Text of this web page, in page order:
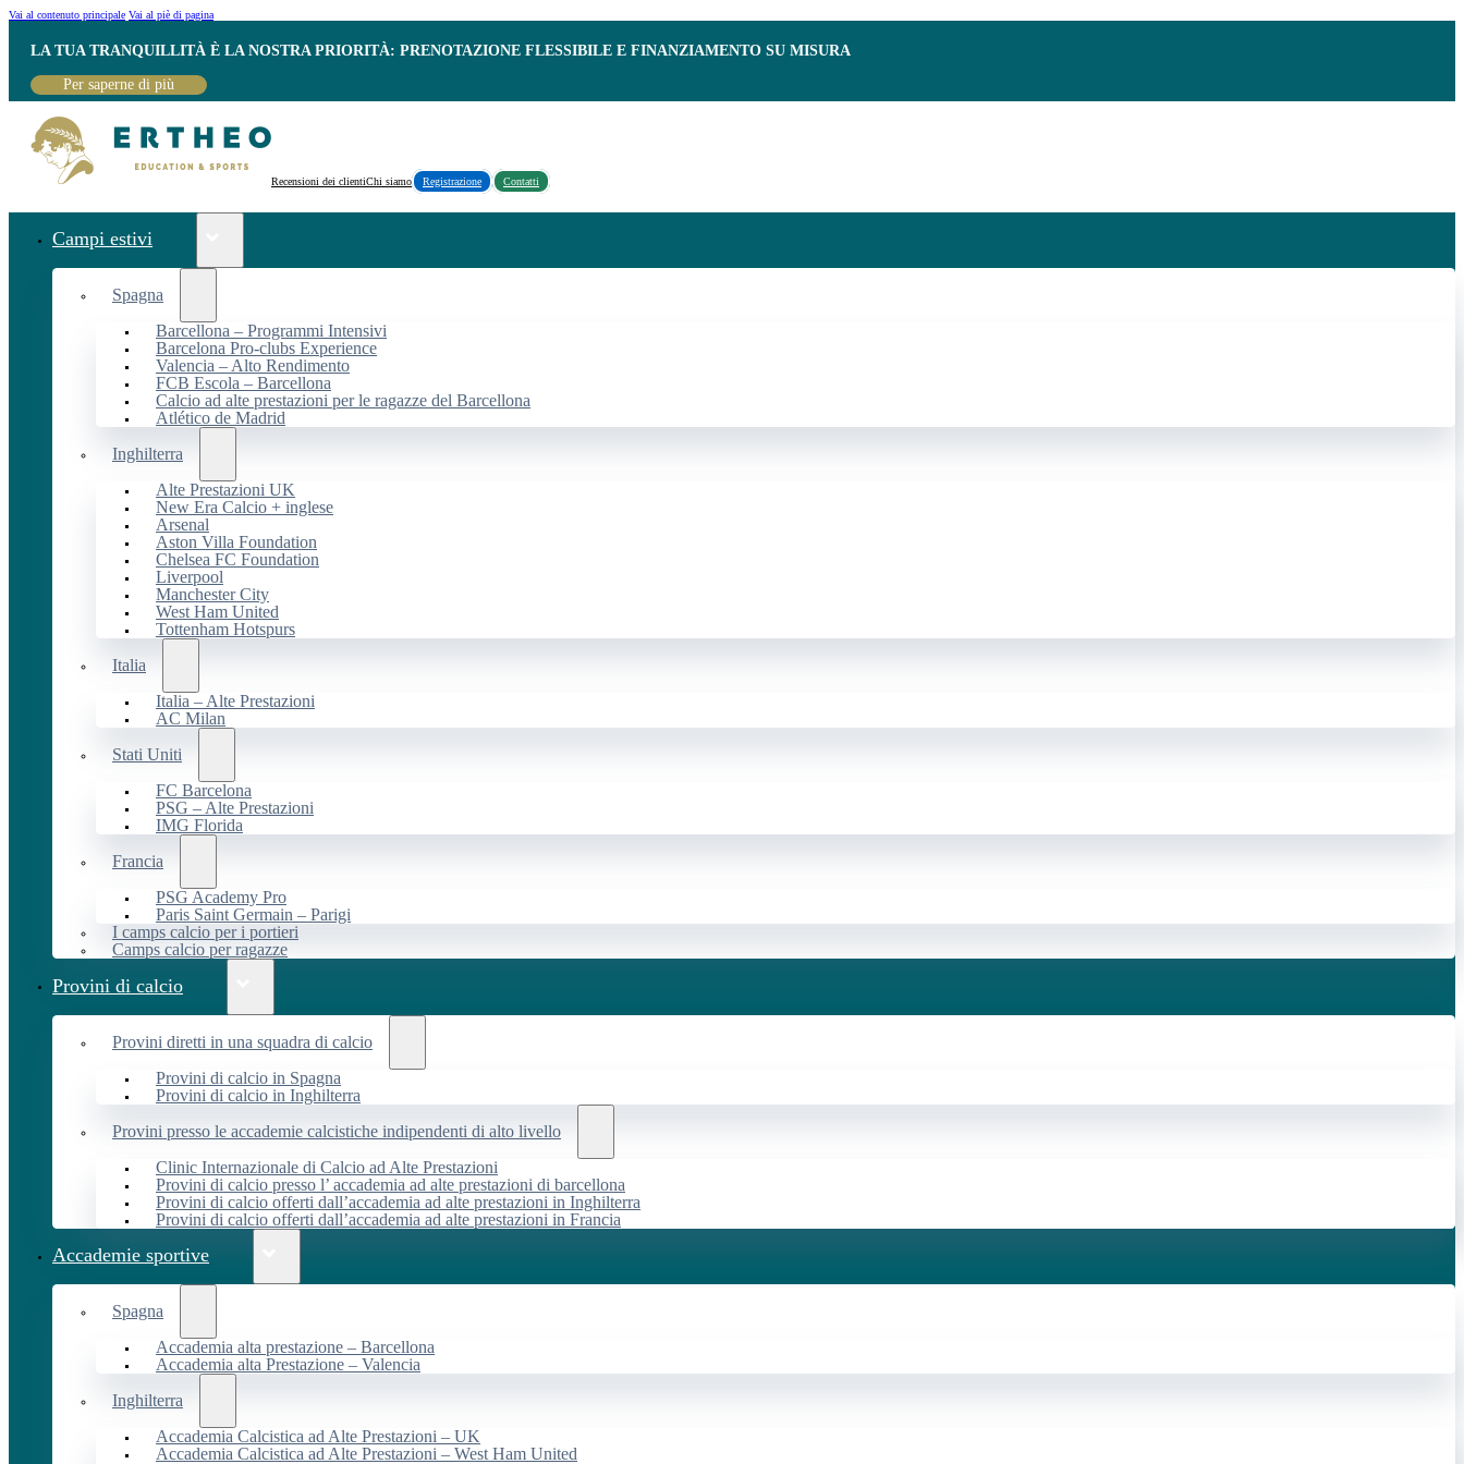
Vai al contenuto principale Vai al piè di pagina
LA TUA TRANQUILLITÀ È LA NOSTRA PRIORITÀ: PRENOTAZIONE FLESSIBILE E FINANZIAMENTO SU MISURA
Per saperne di più
Recensioni dei clientiChi siamo Registrazione Contatti
Campi estivi
Spagna
Barcellona – Programmi Intensivi
Barcelona Pro-clubs Experience
Valencia – Alto Rendimento
FCB Escola – Barcellona
Calcio ad alte prestazioni per le ragazze del Barcellona
Atlético de Madrid
Inghilterra
Alte Prestazioni UK
New Era Calcio + inglese
Arsenal
Aston Villa Foundation
Chelsea FC Foundation
Liverpool
Manchester City
West Ham United
Tottenham Hotspurs
Italia
Italia – Alte Prestazioni
AC Milan
Stati Uniti
FC Barcelona
PSG – Alte Prestazioni
IMG Florida
Francia
PSG Academy Pro
Paris Saint Germain – Parigi
I camps calcio per i portieri
Camps calcio per ragazze
Provini di calcio
Provini diretti in una squadra di calcio
Provini di calcio in Spagna
Provini di calcio in Inghilterra
Provini presso le accademie calcistiche indipendenti di alto livello
Clinic Internazionale di Calcio ad Alte Prestazioni
Provini di calcio presso l’ accademia ad alte prestazioni di barcellona
Provini di calcio offerti dall’accademia ad alte prestazioni in Inghilterra
Provini di calcio offerti dall’accademia ad alte prestazioni in Francia
Accademie sportive
Spagna
Accademia alta prestazione – Barcellona
Accademia alta Prestazione – Valencia
Inghilterra
Accademia Calcistica ad Alte Prestazioni – UK
Accademia Calcistica ad Alte Prestazioni – West Ham United